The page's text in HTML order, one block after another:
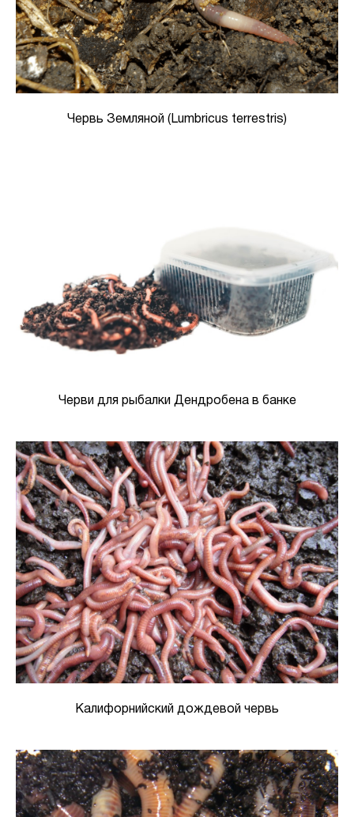
Червь Земляной (Lumbricus terrestris)
Черви для рыбалки Дендробена в банке
Калифорнийский дождевой червь